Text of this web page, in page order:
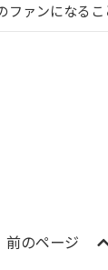
ファンになる
前のページ